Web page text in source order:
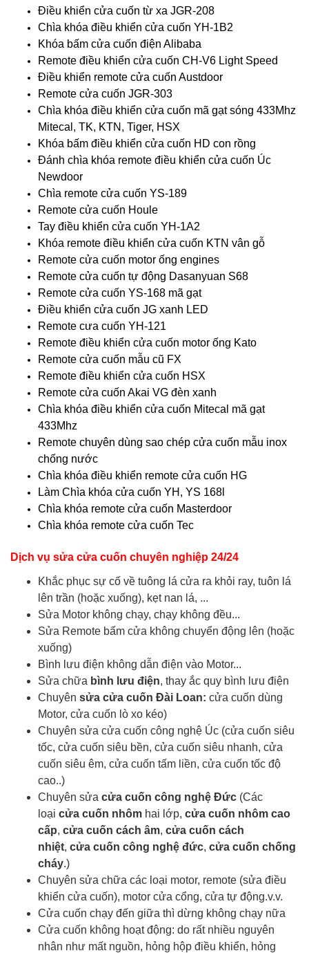
Điều khiển cửa cuốn từ xa JGR-208
Chìa khóa điều khiển cửa cuốn YH-1B2
Khóa bấm cửa cuốn điện Alibaba
Remote điều khiển cửa cuốn CH-V6 Light Speed
Điều khiển remote cửa cuốn Austdoor
Remote cửa cuốn JGR-303
Chìa khóa điều khiển cửa cuốn mã gạt sóng 433Mhz
Mitecal, TK, KTN, Tiger, HSX
Khóa bấm điều khiển cửa cuốn HD con rồng
Đánh chìa khóa remote điều khiển cửa cuốn Úc
Newdoor
Chìa remote cửa cuốn YS-189
Remote cửa cuốn Houle
Tay điều khiển cửa cuốn YH-1A2
Khóa remote điều khiển cửa cuốn KTN vân gỗ
Remote cửa cuốn motor ống engines
Remote cửa cuốn tự động Dasanyuan S68
Remote cửa cuốn YS-168 mã gạt
Điều khiển cửa cuốn JG xanh LED
Remote cưa cuốn YH-121
Remote điều khiển cửa cuốn motor ống Kato
Remote cửa cuốn mẫu cũ FX
Remote điều khiển cửa cuốn HSX
Remote cửa cuốn Akai VG đèn xanh
Chìa khóa điều khiển cửa cuốn Mitecal mã gạt
433Mhz
Remote chuyên dùng sao chép cửa cuốn mẫu inox
chống nước
Chìa khóa điều khiển remote cửa cuốn HG
Làm Chìa khóa cửa cuốn YH, YS 168l
Chìa khóa remote cửa cuốn Masterdoor
Chìa khóa remote cửa cuốn Tec
Dịch vụ sửa cửa cuốn chuyên nghiệp 24/24
Khắc phục sự cố về tuông lá cửa ra khỏi ray, tuôn lá
lên trần (hoặc xuống), kẹt nan lá, ...
Sửa Motor không chạy, chạy không đều...
Sửa Remote bấm cửa không chuyển động lên (hoặc
xuống)
Bình lưu điện không dẫn điện vào Motor...
Sửa chữa bình lưu điện, thay ắc quy bình lưu điện
Chuyên sửa cửa cuốn Đài Loan: cửa cuốn dùng
Motor, cửa cuốn lò xo kéo)
Chuyên sửa cửa cuốn công nghệ Úc (cửa cuốn siêu
tốc, cửa cuốn siêu bền, cửa cuốn siêu nhanh, cửa
cuốn siêu êm, cửa cuốn tấm liền, cửa cuốn tốc độ
cao..)
Chuyên sửa cửa cuốn công nghệ Đức (Các
loại cửa cuốn nhôm hai lớp, cửa cuốn nhôm cao
cấp, cửa cuốn cách âm, cửa cuốn cách
nhiệt, cửa cuốn công nghệ đức, cửa cuốn chống
cháy.)
Chuyên sửa chữa các loại motor, remote (sửa điều
khiển cửa cuốn), motor cửa cổng, cửa tự động.v.v.
Cửa cuốn chạy đến giữa thì dừng không chạy nữa
Cửa cuốn không hoạt động: do rất nhiều nguyên
nhân như mất nguồn, hỏng hộp điều khiển, hỏng